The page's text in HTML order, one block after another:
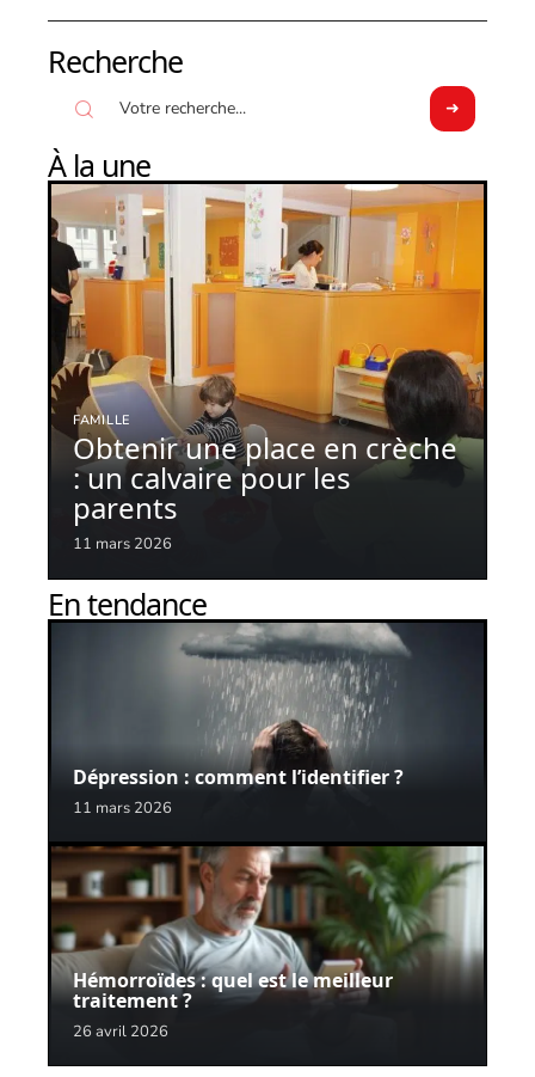
Recherche
À la une
FAMILLE
Obtenir une place en crèche
: un calvaire pour les
parents
11 mars 2026
En tendance
Dépression : comment l’identifier ?
11 mars 2026
Hémorroïdes : quel est le meilleur
traitement ?
26 avril 2026